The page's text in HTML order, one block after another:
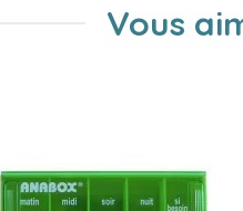
Vous